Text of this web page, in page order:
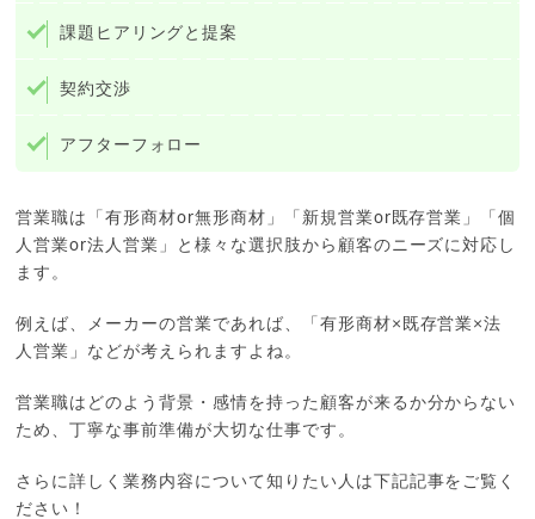
課題ヒアリングと提案
契約交渉
アフターフォロー
営業職は「有形商材or無形商材」「新規営業or既存営業」「個
人営業or法人営業」と様々な選択肢から顧客のニーズに対応し
ます。
例えば、メーカーの営業であれば、「有形商材×既存営業×法
人営業」などが考えられますよね。
営業職はどのよう背景・感情を持った顧客が来るか分からない
ため、丁寧な事前準備が大切な仕事です。
さらに詳しく業務内容について知りたい人は下記記事をご覧く
ださい！